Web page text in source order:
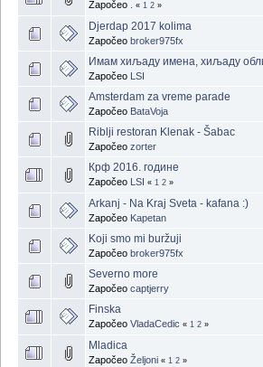
Započeo « 1 2 »
Djerdap 2017 kolima
Započeo broker975fx
Имам хиљаду имена, хиљаду
Započeo LSI
Amsterdam za vreme parade
Započeo BataVoja
Riblji restoran Klenak - Šabac
Započeo zorter
Крф 2016. године
Započeo LSI « 1 2 »
Arkanj - Na Kraj Sveta - kafana :)
Započeo Kapetan
Koji smo mi buržuji
Započeo broker975fx
Severno more
Započeo captjerry
Finska
Započeo VladaCedic « 1 2 »
Mladica
Započeo Željoni « 1 2 »